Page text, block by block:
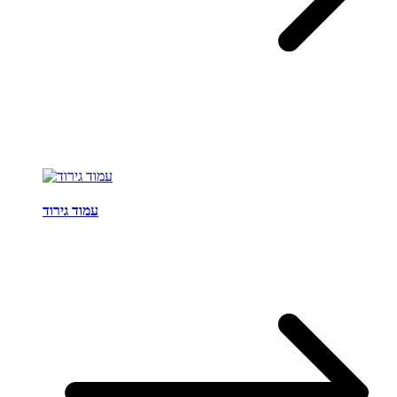
עמוד גירוד